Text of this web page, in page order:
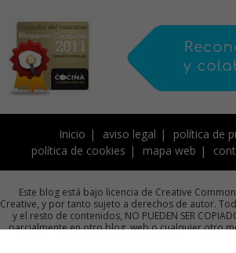
Inicio aviso legal
política de
política de cookies
mapa web
Este blog está bajo licencia de Creative
Creative, y por tanto sujeto a derechos de autor.
y el resto de contenidos, NO PUEDEN SER
parcialmente en otro blog, web o cualquier otro